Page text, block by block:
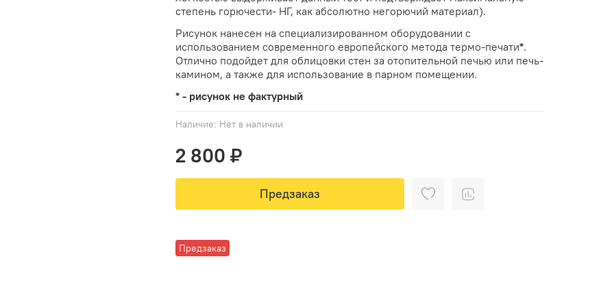
Наличие: Нет в наличии
Предзаказ
2 800 ₽
Предзаказ
степень горючести- НГ, как абсолютно негорючий материал).
Рисунок нанесен на специализированном оборудовании с
использованием современного европейского метода термо-печати*.
Отлично подойдет для облицовки стен за отопительной печью или печь-
камином, а также для использование в парном помещении.
* - рисунок не фактурный